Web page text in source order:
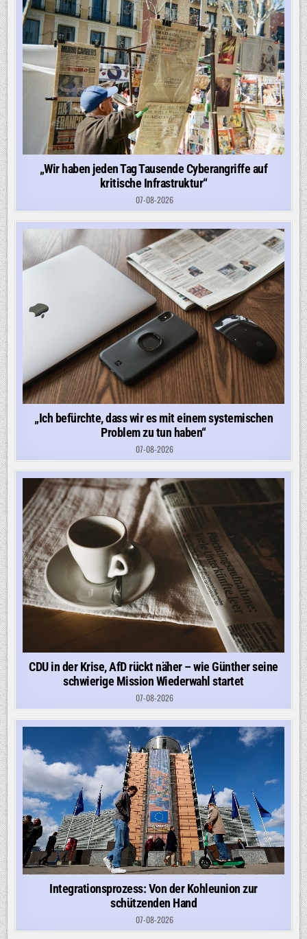
„Wir haben jeden Tag Tausende Cyberangriffe auf
kritische Infrastruktur“
07-08-2026
„Ich befürchte, dass wir es mit einem systemischen
Problem zu tun haben“
07-08-2026
CDU in der Krise, AfD rückt näher – wie Günther seine
schwierige Mission Wiederwahl startet
07-08-2026
Integrationsprozess: Von der Kohleunion zur
schützenden Hand
07-08-2026